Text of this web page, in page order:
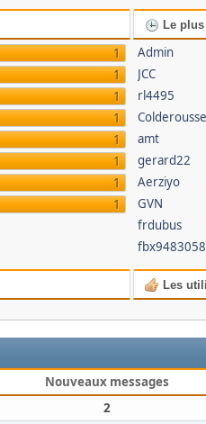
1
1
1
1
1
1
1
1
Le
Admin
JCC
rl4495
amt
gerard22
Aerziyo
GVN
frdubus
fbx9483058
Les
Nouveaux messages
2